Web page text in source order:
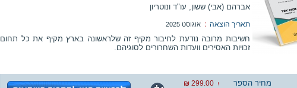
אברהם (אבי) ששון, עו"ד ונוטריון
תאריך הוצאה אוגוסט 2025
חשיבות מרובה נודעת לחיבור מקיף זה שלראשונה בארץ מקיף את כל תחום
זכויות האסירים וועדות השחרורים לסוגיהם.
מחיר הספר 299.00 ₪